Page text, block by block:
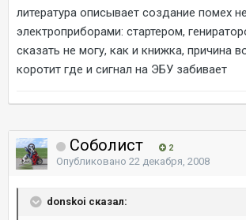
литература описывает создание помех
электроприборами: стартером,
сказать не могу, как и книжка, причина
коротит где и сигнал на ЭБУ забивает
Соболист 2
Опубликовано 22 декабря, 2008
donskoi сказал: